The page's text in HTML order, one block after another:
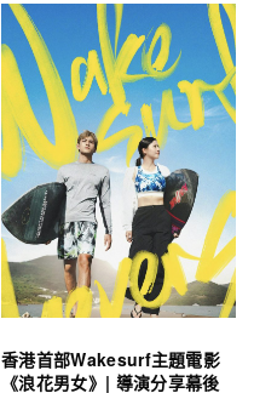
香港首部Wakesurf主題電影
《浪花男女》| 導演分享幕後